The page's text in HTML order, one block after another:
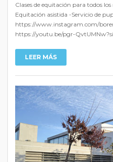
Clases de equitación para todos
Equitación asistida -Servicio de
https://www.instagram.com/
https://youtu.be/pgr-
LEER MÁS